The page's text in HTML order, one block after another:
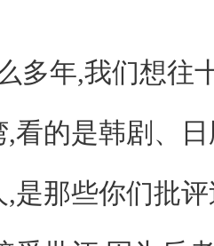
多年,我们想往
,看的是韩剧、
是那些你们批